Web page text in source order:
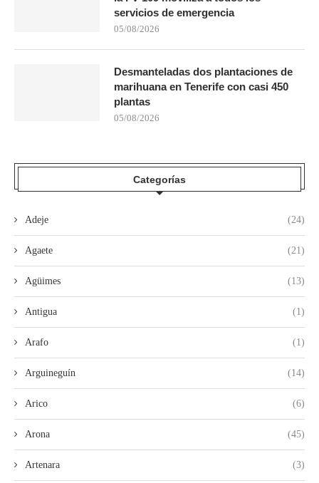
servicios de emergencia
05/08/2026
Desmanteladas dos plantaciones de
marihuana en Tenerife con casi 450
plantas
05/08/2026
Categorías
Adeje (24)
Agaete (21)
Agüimes (13)
Antigua (1)
Arafo (1)
Arguineguín (14)
Arico (6)
Arona (45)
Artenara (3)